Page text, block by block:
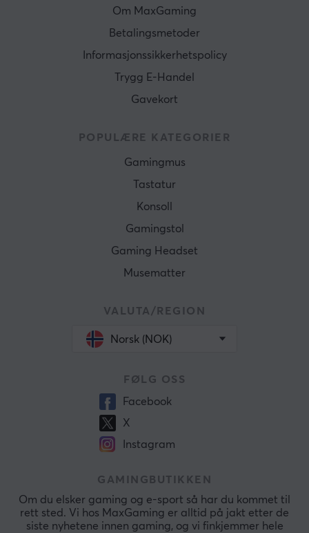
Om MaxGaming
Betalingsmetoder
Informasjonssikkerhetspolicy
Trygg E-Handel
Gavekort
POPULÆRE KATEGORIER
Gamingmus
Tastatur
Konsoll
Gamingstol
Gaming Headset
Musematter
VALUTA/REGION
Norsk (NOK)
FØLG OSS
Facebook
X
Instagram
GAMINGBUTIKKEN
Om du elsker gaming og e-sport så har du kommet til
rett sted. Vi hos MaxGaming er alltid på jakt etter de
siste nyhetene innen gaming, og vi finkjemmer hele